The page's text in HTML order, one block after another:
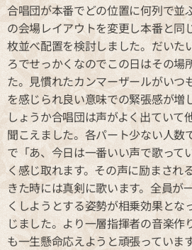
合唱団が本番でどの位置に何列で並
の会場レイアウトを変更し本番と同
枚並べ配置を検討しました。だいた
ろでせっかくなのでこの日はその場
た。見慣れたカンマーザールがいつ
を感じられ良い意味での緊張感が増
しょうか合唱団は声がよく出ていて
聞こえました。各パート少ない人数
で「あ、今日は一番いい声で歌って
く感じ取れます。その声に励まされ
きた時には真剣に歌います。全員が
くしようとする姿勢が相乗効果とな
じました。より一層指揮者の音楽作
も一生懸命応えようと頑張っています